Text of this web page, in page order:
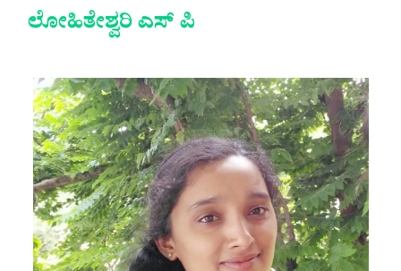
ಲೋಹಿತೇಶ್ವರಿ ಎಸ್ ಪಿ